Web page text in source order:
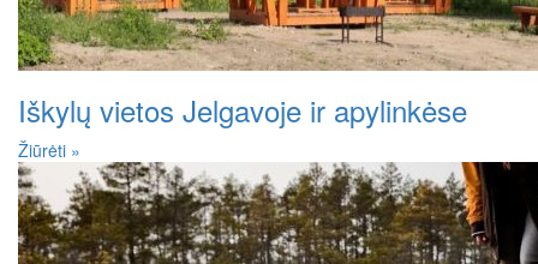
Iškylų vietos Jelgavoje ir apylinkėse
Žiūrėti »